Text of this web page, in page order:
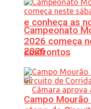
e conheça as
2026
Campeonato
2026 começa
confrontos
Campo